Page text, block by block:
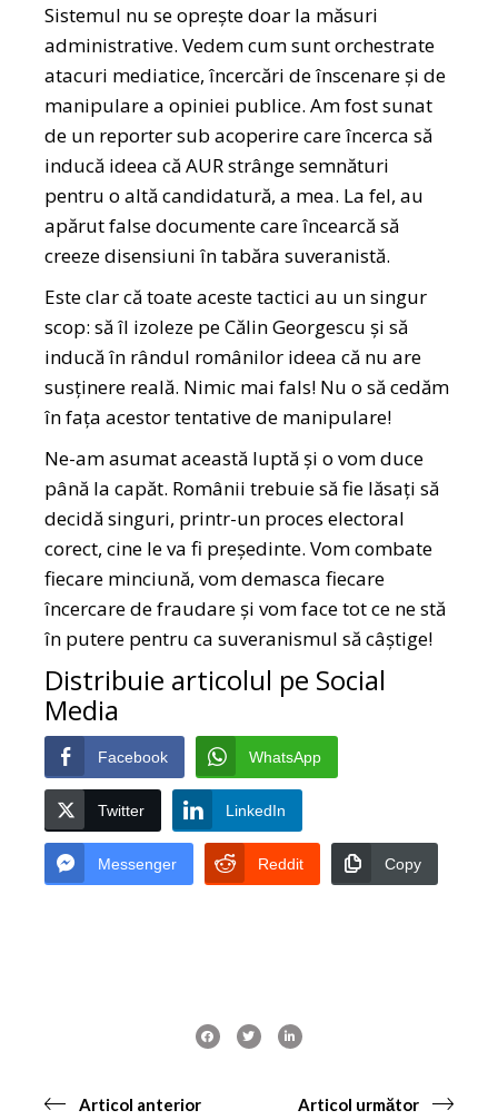
Sistemul nu se oprește doar la măsuri
administrative. Vedem cum sunt orchestrate
atacuri mediatice, încercări de înscenare și de
manipulare a opiniei publice. Am fost sunat
de un reporter sub acoperire care încerca să
inducă ideea că AUR strânge semnături
pentru o altă candidatură, a mea. La fel, au
apărut false documente care încearcă să
creeze disensiuni în tabăra suveranistă.
Este clar că toate aceste tactici au un singur
scop: să îl izoleze pe Călin Georgescu și să
inducă în rândul românilor ideea că nu are
susținere reală. Nimic mai fals! Nu o să cedăm
în fața acestor tentative de manipulare!
Ne-am asumat această luptă și o vom duce
până la capăt. Românii trebuie să fie lăsați să
decidă singuri, printr-un proces electoral
corect, cine le va fi președinte. Vom combate
fiecare minciună, vom demasca fiecare
încercare de fraudare și vom face tot ce ne stă
în putere pentru ca suveranismul să câștige!
Distribuie articolul pe Social
Media
Facebook WhatsApp
Twitter LinkedIn
Messenger Reddit Copy
Articol anterior Articol următor